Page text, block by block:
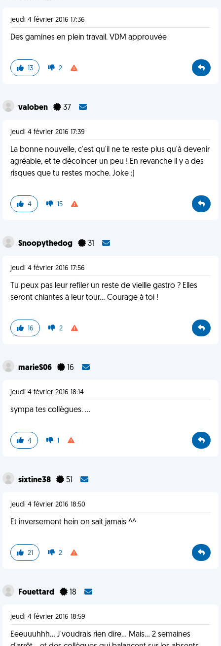
jeudi 4 février 2016 17:36
Des gamines en plein travail. VDM approuvée
13 2
valoben 37
jeudi 4 février 2016 17:39
La bonne nouvelle, c'est qu'il ne te reste plus qu'à devenir
agréable, et te décoincer un peu ! En revanche il y a des
risques que tu restes moche. Joke :)
4 15
Snoopythedog 31
jeudi 4 février 2016 17:56
Tu peux pas leur refiler un reste de vieille gastro ? Elles
seront chiantes à leur tour... Courage à toi !
16 2
marieS06 16
jeudi 4 février 2016 18:14
sympa tes collègues. ...
4 1
sixtine38 51
jeudi 4 février 2016 18:50
Et inversement hein on sait jamais ^^
21 2
Fouettard 18
jeudi 4 février 2016 18:59
Eeeuuuhhh... J'voudrais rien dire... Mais... 2 semaines